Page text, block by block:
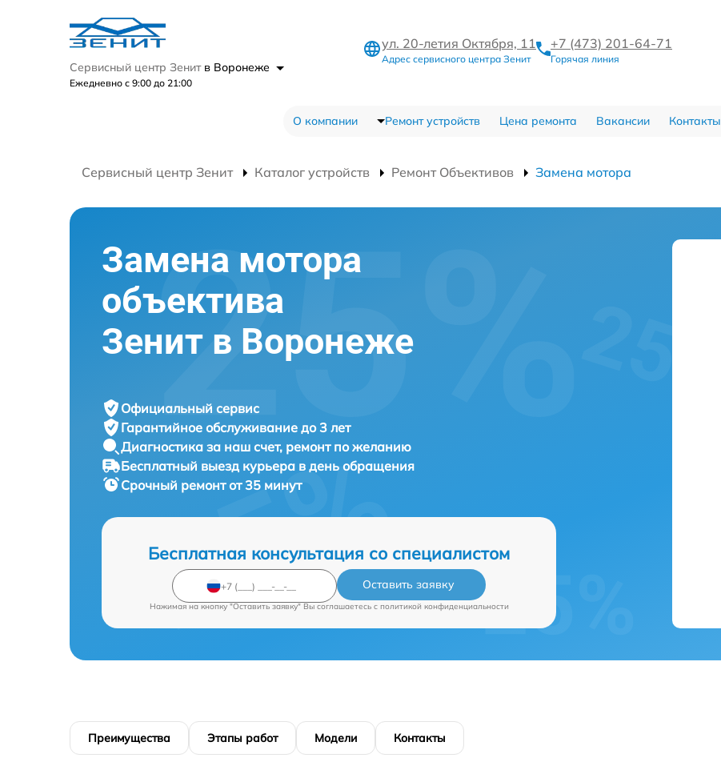
Сервисный центр Зенит в Воронеже
Ежедневно с 9:00 до 21:00
ул. 20-летия Октября, 11
Адрес сервисного центра Зенит
+7 (473) 201-64-71
Горячая линия
О компании Ремонт устройств Цена ремонта Вакансии Контакты
Сервисный центр Зенит Каталог устройств Ремонт Объективов Замена мотора
Замена мотора
объектива
Зенит в Воронеже
Официальный сервис
Гарантийное обслуживание до 3 лет
Диагностика за наш счет, ремонт по желанию
Бесплатный выезд курьера в день обращения
Срочный ремонтот 35 минут
Бесплатная консультация со специалистом
Оставить заявку
Нажимая на кнопку "Оставить заявку" Вы соглашаетесь c политикой конфиденциальности
Преимущества Этапы работ Модели Контакты